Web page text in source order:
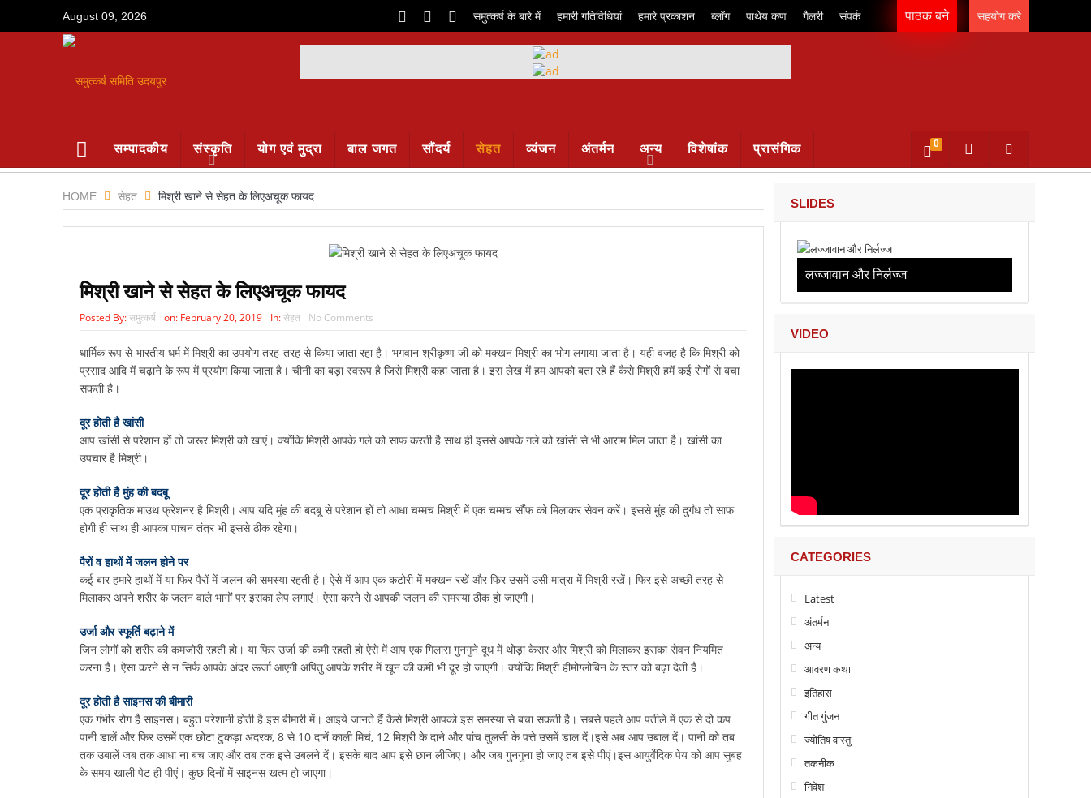
August 09, 2026 समुत्कर्ष के बारे में हमारी गतिविधियां हमारे प्रकाशन ब्लॉग पाथेय कण गैलरी संपर्क पाठक बने सहयोग करे
सम्पादकीय संस्कृति योग एवं मुद्रा बाल जगत सौंदर्य सेहत व्यंजन अंतर्मन अन्य विशेषांक प्रासंगिक 0
HOME सेहत मिश्री खाने से सेहत के लिएअचूक फायद
मिश्री खाने से सेहत के लिएअचूक फायद
Posted By:समुत्कर्ष on: February 20, 2019 In:सेहत No Comments
धार्मिक रूप से भारतीय धर्म में मिश्री का उपयोग तरह-तरह से किया जाता रहा है। भगवान श्रीकृष्ण जी को मक्खन मिश्री का भोग लगाया जाता है। यही वजह है कि मिश्री को
प्रसाद आदि में चढ़ाने के रूप में प्रयोग किया जाता है। चीनी का बड़ा स्वरूप है जिसे मिश्री कहा जाता है। इस लेख में हम आपको बता रहे हैं कैसे मिश्री हमें कई रोगों से बचा
सकती है।
दूर होती है खांसी
आप खांसी से परेशान हों तो जरूर मिश्री को खाएं। क्योंकि मिश्री आपके गले को साफ करती है साथ ही इससे आपके गले को खांसी से भी आराम मिल जाता है। खांसी का
उपचार है मिश्री।
दूर होती है मुंह की बदबू
एक प्राकृतिक माउथ फ्रेशनर है मिश्री। आप यदि मुंह की बदबू से परेशान हों तो आधा चम्मच मिश्री में एक चम्मच सौंफ को मिलाकर सेवन करें। इससे मुंह की दुर्गंध तो साफ
होगी ही साथ ही आपका पाचन तंत्र भी इससे ठीक रहेगा।
पैरों व हाथों में जलन होने पर
कई बार हमारे हाथों में या फिर पैरों में जलन की समस्या रहती है। ऐसे में आप एक कटोरी में मक्खन रखें और फिर उसमें उसी मात्रा में मिश्री रखें। फिर इसे अच्छी तरह से
मिलाकर अपने शरीर के जलन वाले भागों पर इसका लेप लगाएं। ऐसा करने से आपकी जलन की समस्या ठीक हो जाएगी।
उर्जा और स्फूर्ति बढ़ाने में
जिन लोगों को शरीर की कमजोरी रहती हो। या फिर उर्जा की कमी रहती हो ऐसे में आप एक गिलास गुनगुने दूध में थोड़ा केसर और मिश्री को मिलाकर इसका सेवन नियमित
करना है। ऐसा करने से न सिर्फ आपके अंदर ऊर्जा आएगी अपितु आपके शरीर में खून की कमी भी दूर हो जाएगी। क्योंकि मिश्री हीमोग्लोबिन के स्तर को बढ़ा देती है।
दूर होती है साइनस की बीमारी
एक गंभीर रोग है साइनस। बहुत परेशानी होती है इस बीमारी में। आइये जानते हैं कैसे मिश्री आपको इस समस्या से बचा सकती है। सबसे पहले आप पतीले में एक से दो कप
पानी डालें और फिर उसमें एक छोटा टुकड़ा अदरक, 8 से 10 दानें काली मिर्च, 12 मिश्री के दाने और पांच तुलसी के पत्ते उसमें डाल दें।इसे अब आप उबाल दें। पानी को तब
तक उबालें जब तक आधा ना बच जाए और तब तक इसे उबलने दें। इसके बाद आप इसे छान लीजिए। और जब गुनगुना हो जाए तब इसे पीएं।इस आयुर्वेदिक पेय को आप सुबह
के समय खाली पेट ही पीएं। कुछ दिनों में साइनस खत्म हो जाएगा।
SLIDES
लज्जावान और निर्लज्ज
VIDEO
CATEGORIES
Latest
अंतर्मन
अन्य
आवरण कथा
इतिहास
गीत गुंजन
ज्योतिष वास्तु
तकनीक
निवेश